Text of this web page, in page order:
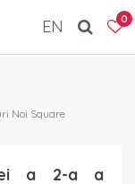
0
EN
Noi Square
a 2-a a